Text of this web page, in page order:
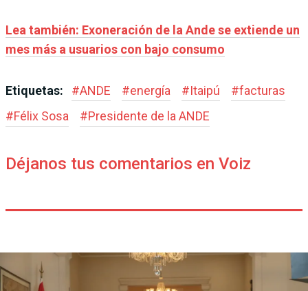
Lea también: Exoneración de la Ande se extiende un
mes más a usuarios con bajo consumo
Etiquetas: #ANDE #energía #Itaipú #facturas
#Félix Sosa #Presidente de la ANDE
Déjanos tus comentarios en Voiz